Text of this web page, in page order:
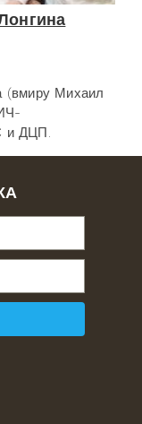
(вмиру Михаил
и ДЦП.